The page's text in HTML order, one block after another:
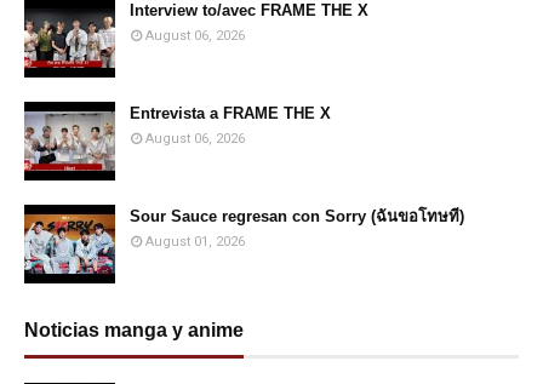
Interview to/avec FRAME THE X
August 06, 2026
Entrevista a FRAME THE X
August 06, 2026
Sour Sauce regresan con Sorry (ฉันขอโทษที)
August 01, 2026
Noticias manga y anime